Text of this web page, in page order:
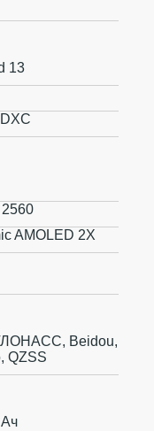
13
AMOLED 2X
Beidou,
QZSS